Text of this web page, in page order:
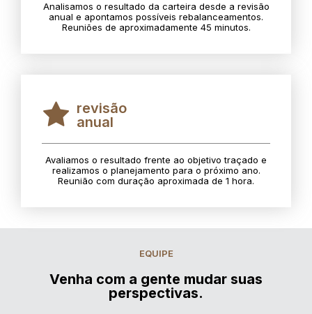
Analisamos o resultado da carteira desde a revisão
anual e apontamos possíveis rebalanceamentos.
Reuniões de aproximadamente 45 minutos.
revisão
anual
Avaliamos o resultado frente ao objetivo traçado e
realizamos o planejamento para o próximo ano.
Reunião com duração aproximada de 1 hora.
EQUIPE
Venha com a gente mudar suas
perspectivas.